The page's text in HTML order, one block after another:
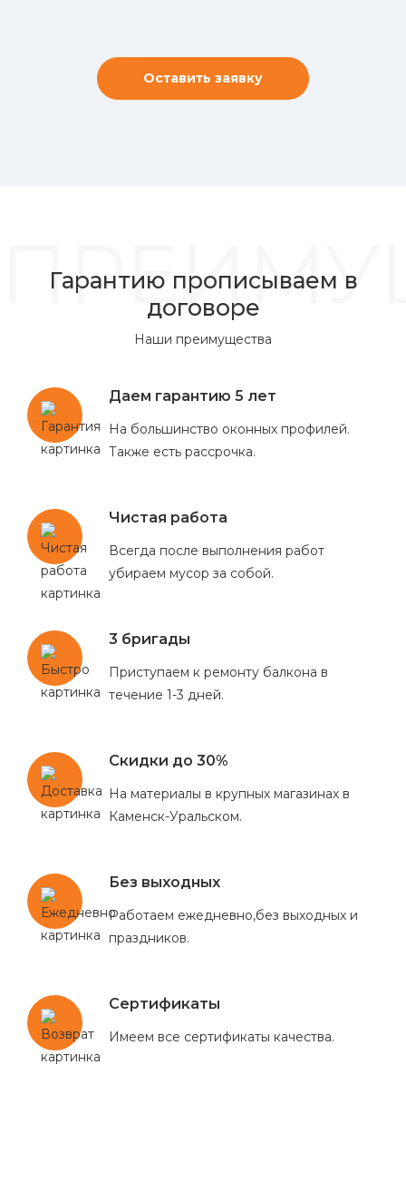
Оставить заявку
Гарантию прописываем в
договоре
Наши преимущества
Даем гарантию 5 лет
На большинство оконных профилей.
Также есть рассрочка.
Чистая работа
Всегда после выполнения работ
убираем мусор за собой.
3 бригады
Приступаем к ремонту балкона в
течение 1-3 дней.
Скидки до 30%
На материалы в крупных магазинах в
Каменск-Уральском.
Без выходных
Работаем ежедневно,без выходных и
праздников.
Сертификаты
Имеем все сертификаты качества.